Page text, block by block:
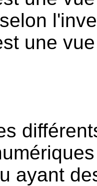
une
ayant